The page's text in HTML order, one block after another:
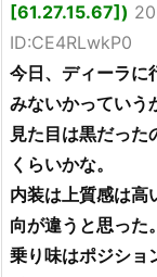
[61.27.15.67])
ID:CE4RLwkP0
今日、ディーラに
みないかっていう
見た目は黒だっ
くらいかな。
内装は上質感は高
向が違うと思った。
乗り味はポジショ